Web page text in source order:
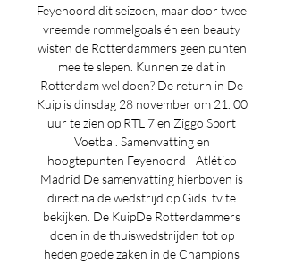
Feyenoord dit seizoen, maar door twee
vreemde rommelgoals én een beauty
wisten de Rotterdammers geen punten
mee te slepen. Kunnen ze dat in
Rotterdam wel doen? De return in De
Kuip is dinsdag 28 november om 21. 00
uur te zien op RTL 7 en Ziggo Sport
Voetbal. Samenvatting en
hoogtepunten Feyenoord - Atlético
Madrid De samenvatting hierboven is
direct na de wedstrijd op Gids. tv te
bekijken. De KuipDe Rotterdammers
doen in de thuiswedstrijden tot op
heden goede zaken in de Champions